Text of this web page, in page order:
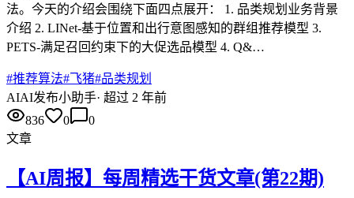
法。今天的介绍会围绕下面四点展开： 1. 品类规划业务背景
介绍 2. LINet-基于位置和出行意图感知的群组推荐模型 3.
PETS-满足召回约束下的大促选品模型 4. Q&…
#推荐算法#飞猪#品类规划
AIAI发布小助手· 超过 2 年前
836
0
0
文章
【AI周报】每周精选干货文章(第22期)